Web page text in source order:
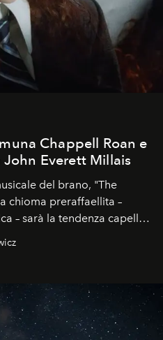
Chappell Roan e
Everett Millais
del brano, "The
chioma preraffaellita –
– sarà la tendenza capelli